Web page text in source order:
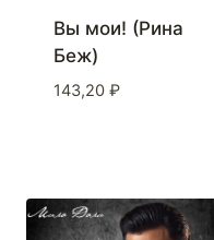
Вы мои! (Рина
Беж)
143,20 ₽